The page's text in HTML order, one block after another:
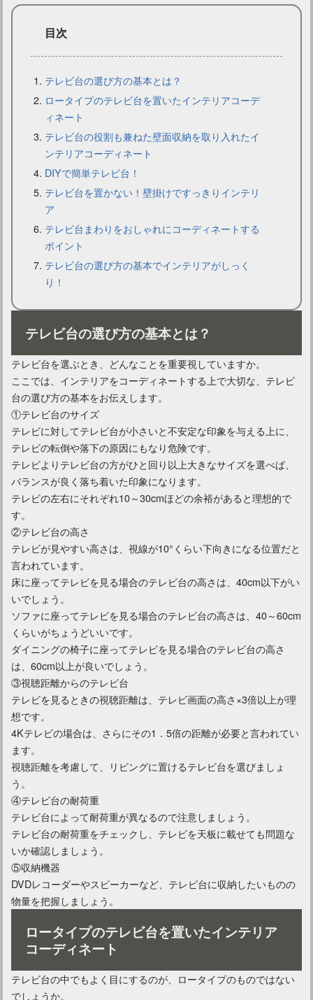
テレビのサイズを確認したい！型番・インチ換算・測り方紹介
目次
テレビ台の選び方の基本とは？
ロータイプのテレビ台を置いたインテリアコーデ
ィネート
テレビ台の役割も兼ねた壁面収納を取り入れたイ
ンテリアコーディネート
DIYで簡単テレビ台！
テレビ台を置かない！壁掛けですっきりインテリ
ア
テレビ台まわりをおしゃれにコーディネートする
ポイント
テレビ台の選び方の基本でインテリアがしっく
り！
テレビ台の選び方の基本とは？
テレビ台を選ぶとき、どんなことを重要視していますか。
ここでは、インテリアをコーディネートする上で大切な、テレビ
台の選び方の基本をお伝えします。
①テレビ台のサイズ
テレビに対してテレビ台が小さいと不安定な印象を与える上に、
テレビの転倒や落下の原因にもなり危険です。
テレビよりテレビ台の方がひと回り以上大きなサイズを選べば、
バランスが良く落ち着いた印象になります。
テレビの左右にそれぞれ10～30cmほどの余裕があると理想的で
す。
②テレビ台の高さ
テレビが見やすい高さは、視線が10°くらい下向きになる位置だと
言われています。
床に座ってテレビを見る場合のテレビ台の高さは、40cm以下がい
いでしょう。
ソファに座ってテレビを見る場合のテレビ台の高さは、40～60cm
くらいがちょうどいいです。
ダイニングの椅子に座ってテレビを見る場合のテレビ台の高さ
は、60cm以上が良いでしょう。
③視聴距離からのテレビ台
テレビを見るときの視聴距離は、テレビ画面の高さ×3倍以上が理
想です。
4Kテレビの場合は、さらにその1．5倍の距離が必要と言われてい
ます。
視聴距離を考慮して、リビングに置けるテレビ台を選びましょ
う。
④テレビ台の耐荷重
テレビ台によって耐荷重が異なるので注意しましょう。
テレビ台の耐荷重をチェックし、テレビを天板に載せても問題な
いか確認しましょう。
⑤収納機器
DVDレコーダーやスピーカーなど、テレビ台に収納したいものの
物量を把握しましょう。
ロータイプのテレビ台を置いたインテリア
コーディネート
テレビ台の中でもよく目にするのが、ロータイプのものではない
でしょうか。